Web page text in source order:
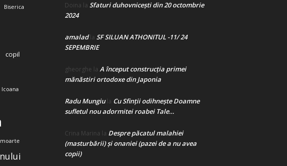
Biserica
copil
Icoana
moarte
Doina la Sfaturi duhovnicești din 20 octombrie
2024
amaladla SF SILUAN ATHONITUL -11/ 24
SEPEMBRIE
gheorghe la A început construcţia primei
mănăstiri ortodoxe din Japonia
Radu Mungiula Cu Sfinții odihnește Doamne
sufletul nou adormitei roabei Tale…
Crina Marina la Despre păcatul malahiei
(masturbării) şi onaniei (pazei de a nu avea
copii)